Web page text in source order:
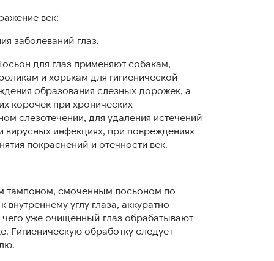
век;
заболеваний глаз.
для глаз применяют собакам,
и хорькам для гигиенической
образования слезных дорожек, а
корочек при хронических
слезотечении, для удаления истечений
вирусных инфекциях, при повреждениях
покраснений и отечности век.
тампоном, смоченным лосьоном по
углу глаза, аккуратно
уже очищенный глаз обрабатывают
Гигиеническую обработку следует